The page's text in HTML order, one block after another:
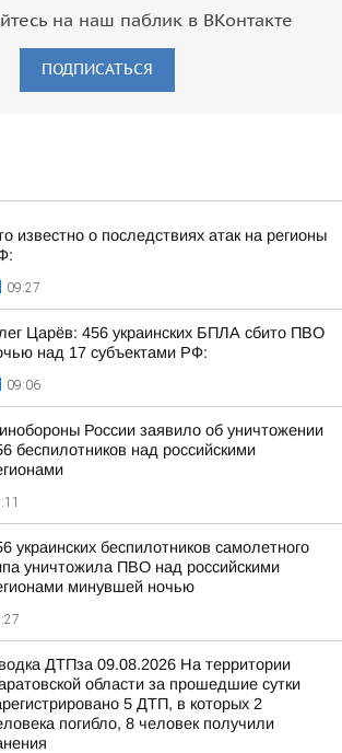
на наш паблик в ВКонтакте
ПОДПИСАТЬСЯ
известно о последствиях атак на регионы
09:27
Царёв: 456 украинских БПЛА сбито ПВО
над 17 субъектами РФ:
09:06
России заявило об уничтожении
беспилотников над российскими
украинских беспилотников самолетного
уничтожила ПВО над российскими
минувшей ночью
ДТПза 09.08.2026 На территории
области за прошедшие сутки
5 ДТП, в которых 2
погибло, 8 человек получили